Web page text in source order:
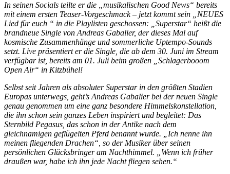
In seinen Socials teilte er die „musikalischen Good News“ bereits
mit einem ersten Teaser-Vorgeschmack – jetzt kommt sein „NEUES
Lied für euch “ in die Playlisten geschossen: „Superstar“ heißt die
brandneue Single von Andreas Gabalier, der dieses Mal auf
kosmische Zusammenhänge und sommerliche Uptempo-Sounds
setzt. Live präsentiert er die Single, die ab dem 30. Juni im Stream
verfügbar ist, bereits am 01. Juli beim großen „Schlagerbooom
Open Air“ in Kitzbühel!
Selbst seit Jahren als absoluter Superstar in den größten Stadien
Europas unterwegs, geht’s Andreas Gabalier bei der neuen Single
genau genommen um eine ganz besondere Himmelskonstellation,
die ihn schon sein ganzes Leben inspiriert und begleitet: Das
Sternbild Pegasus, das schon in der Antike nach dem
gleichnamigen geflügelten Pferd benannt wurde. „Ich nenne ihn
meinen fliegenden Drachen“, so der Musiker über seinen
persönlichen Glücksbringer am Nachthimmel. „Wenn ich früher
draußen war, habe ich ihn jede Nacht fliegen sehen.“